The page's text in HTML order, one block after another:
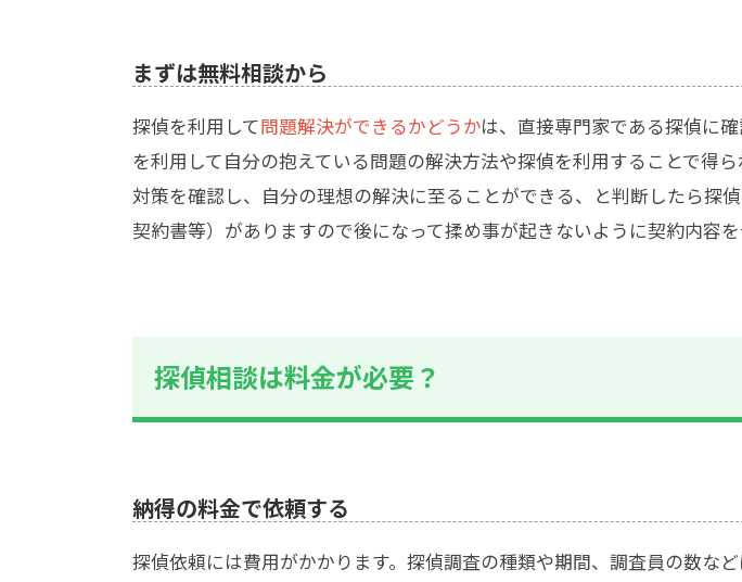
まずは無料相談から
探偵を利用して問題解決ができるかどうかは、直接専門家である探偵に
を利用して自分の抱えている問題の解決方法や探偵を利用することで得
対策を確認し、自分の理想の解決に至ることができる、と判断したら探
契約書等）がありますので後になって揉め事が起きないように契約内容
探偵相談は料金が必要？
納得の料金で依頼する
探偵依頼には費用がかかります。探偵調査の種類や期間、調査員の数な